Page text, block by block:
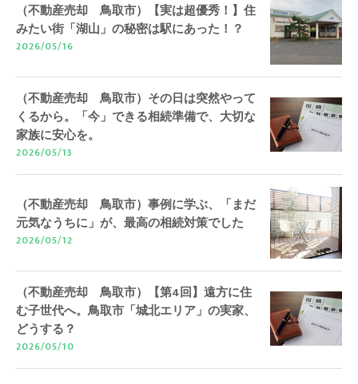
（不動産売却 鳥取市）【実は超優秀！】住
みたい街「湖山」の秘密は駅にあった！？
2026/05/16
（不動産売却 鳥取市）その日は突然やって
くるから。「今」できる相続準備で、大切な
家族に安心を。
2026/05/13
（不動産売却 鳥取市）事例に学ぶ、「まだ
元気なうちに」が、最高の相続対策でした
2026/05/12
（不動産売却 鳥取市）【第4回】遠方に住
む子世代へ。鳥取市「城北エリア」の実家、
どうする？
2026/05/10